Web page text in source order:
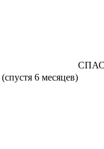
(спустя 6 месяцев)